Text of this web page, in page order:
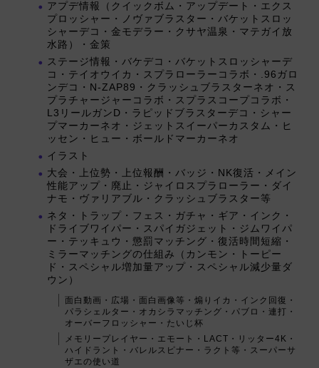
アプデ情報（クイックボム・アップデート・エクス
プロッシャー・ノヴァブラスター・バケットスロッ
シャーデコ・金モデラー・クサヤ温泉・マテガイ放
水路）・金策
ステージ情報・バケデコ・バケットスロッシャーデ
コ・テイオウイカ・スプラローラーコラボ・.96ガロ
ンデコ・N-ZAP89・クラッシュブラスターネオ・ス
プラチャージャーコラボ・スプラスコープコラボ・
L3リールガンD・ラピッドブラスターデコ・シャー
プマーカーネオ・ジェットスイーパーカスタム・ヒ
ッセン・ヒュー・ボールドマーカーネオ
イラスト
大会・上位勢・上位報酬・バッジ・NK復活・メイン
性能アップ・廃止・ジャイロスプラローラー・ダイ
ナモ・ヴァリアブル・クラッシュブラスター等
ネタ・トラップ・フェス・ガチャ・ギア・インク・
ドライブワイパー・スパイガジェット・ジムワイパ
ー・テッキュウ・懲罰マッチング・復活時間短縮・
ミラーマッチングの仕組み（カンモン・トーピー
ド・スペシャル増加量アップ・スペシャル減少量ダ
ウン）
面白動画・広場・面白画像等・煽りイカ・インク回復・
パラシェルター・オカシラマッチング・パブロ・連打・
オーバーフロッシャー・たいじ杯
メモリープレイヤー・エモート・LACT・リッター4K・
ハイドラント・バレルスピナー・ラクト等・スーパーサ
ザエの使い道